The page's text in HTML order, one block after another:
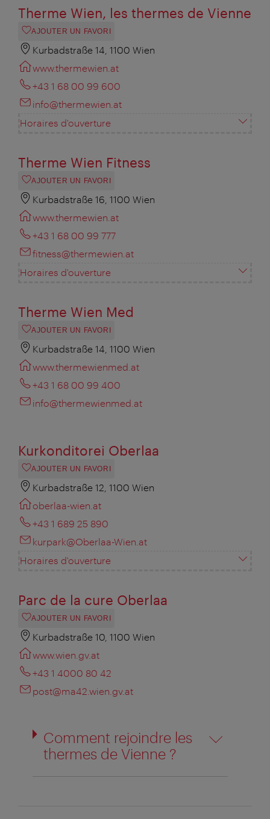
Therme Wien, les thermes de Vienne
AJOUTER UN FAVORI
Kurbadstraße 14, 1100 Wien
www.thermewien.at
+43 1 68 00 99 600
info@thermewien.at
Horaires d'ouverture
Therme Wien Fitness
AJOUTER UN FAVORI
Kurbadstraße 16, 1100 Wien
www.thermewien.at
+43 1 68 00 99 777
fitness@thermewien.at
Horaires d'ouverture
Therme Wien Med
AJOUTER UN FAVORI
Kurbadstraße 14, 1100 Wien
www.thermewienmed.at
+43 1 68 00 99 400
info@thermewienmed.at
Kurkonditorei Oberlaa
AJOUTER UN FAVORI
Kurbadstraße 12, 1100 Wien
oberlaa-wien.at
+43 1 689 25 890
kurpark@Oberlaa-Wien.at
Horaires d'ouverture
Parc de la cure Oberlaa
AJOUTER UN FAVORI
Kurbadstraße 10, 1100 Wien
www.wien.gv.at
+43 1 4000 80 42
post@ma42.wien.gv.at
Comment rejoindre les
thermes de Vienne ?